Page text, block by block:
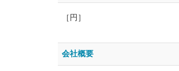
［円］
会社概要